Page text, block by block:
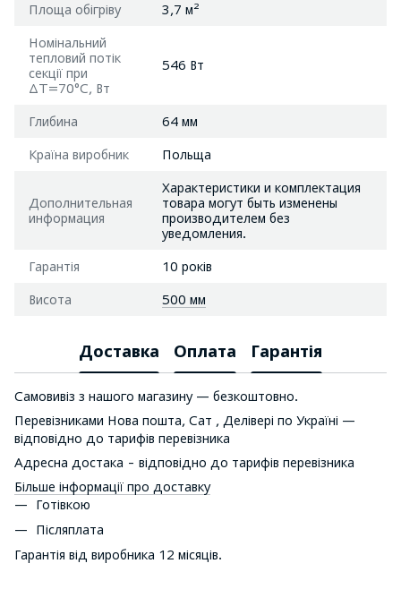
Площа обігріву 3,7 м²
Номінальний
тепловий потік
секції при
ΔТ=70°С, Вт
546 Вт
Глибина 64 мм
Країна виробник Польща
Дополнительная
информация
Характеристики и комплектация
товара могут быть изменены
производителем без
уведомления.
Гарантія 10 років
Висота 500 мм
Доставка Оплата Гарантія
Самовивіз з нашого магазину — безкоштовно.
Перевізниками Нова пошта, Сат , Делівері по Україні —
відповідно до тарифів перевізника
Адресна достака - відповідно до тарифів перевізника
Більше інформації про доставку
Готівкою
Післяплата
Гарантія від виробника 12 місяців.